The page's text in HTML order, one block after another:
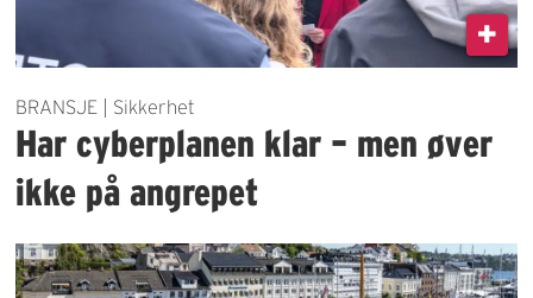
BRANSJE | Sikkerhet
Har cyberplanen klar – men øver
ikke på angrepet